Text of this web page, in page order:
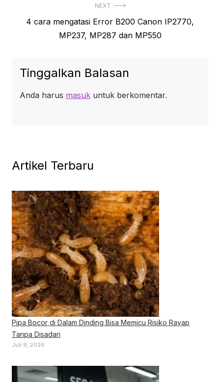
NEXT
Next4 cara mengatasi Error B200 Canon IP2770,
MP237, MP287 dan MP550
Tinggalkan Balasan
Anda harus masuk untuk berkomentar.
Artikel Terbaru
Pipa Bocor di Dalam Dinding Bisa Memicu Risiko Rayap
Tanpa Disadari
Juli 9, 2026